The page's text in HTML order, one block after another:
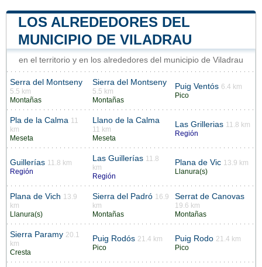
LOS ALREDEDORES DEL
MUNICIPIO DE VILADRAU
en el territorio y en los alrededores del municipio de Viladrau
Serra del Montseny
5.5 km
Montañas
Sierra del Montseny
5.5 km
Montañas
Puig Ventós 6.4 km
Pico
Pla de la Calma 11
km
Meseta
Llano de la Calma
11 km
Meseta
Las Grillerias 11.8 km
Región
Guillerías 11.8 km
Región
Las Guillerías 11.8
km
Región
Plana de Vic 13.9 km
Llanura(s)
Plana de Vich 13.9
km
Llanura(s)
Sierra del Padró 16.9
km
Montañas
Serrat de Canovas
19.6 km
Montañas
Sierra Paramy 20.1
km
Cresta
Puig Rodós 21.4 km
Pico
Puig Rodo 21.4 km
Pico